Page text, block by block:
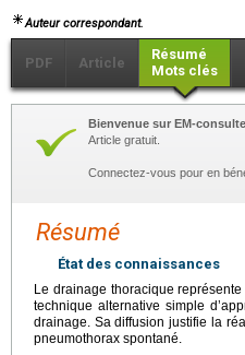
Auteur correspondant.
PDF Article
Résumé
Mots clés
Bienvenue sur EM-
Article gratuit.
Connectez-vous pour en
Résumé
État des connaissances
Le drainage thoracique
technique alternative simple
drainage. Sa diffusion justifie la
pneumothorax spontané.